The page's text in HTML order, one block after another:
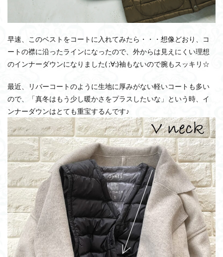
早速、このベストをコートに入れてみたら・・・想像どおり、コ
ートの襟に沿ったラインになったので、外からは見えにくい理想
のインナーダウンになりました( ;∀;)袖もないので腕もスッキリ☆
最近、リバーコートのように生地に厚みがない軽いコートも多い
ので、「真冬はもう少し暖かさをプラスしたいな」という時、イ
ンナーダウンはとても重宝するんです♪